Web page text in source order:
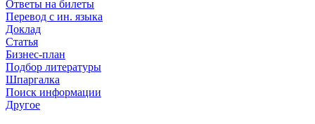
Ответы на билеты
Перевод с ин. языка
Доклад
Статья
Бизнес-план
Подбор литературы
Шпаргалка
Поиск информации
Другое